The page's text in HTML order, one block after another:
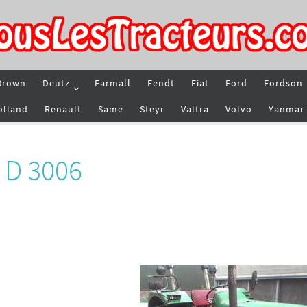
Deutz Farmall Fendt Fiat Ford Fordson
Renault Same Steyr Valtra Volvo Yanmar
3006